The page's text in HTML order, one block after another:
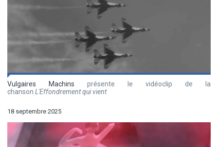
Vulgaires Machins présente le vidéoclip de la
chanson L'Effondrement qui vient
18 septembre 2025